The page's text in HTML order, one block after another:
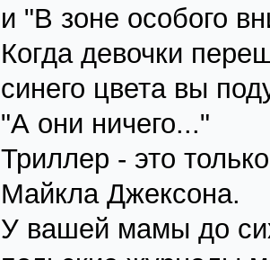
и "В зоне особого
Когда девочки
синего цвета вы
"А они ничего..."
Триллер - это
Майкла Джексона.
У вашей мамы до